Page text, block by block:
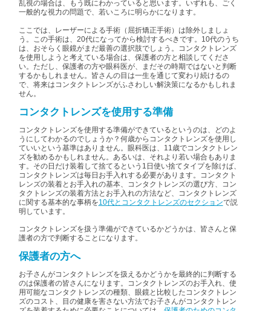
乱視の場合は、もう既にわかっていると思います。いずれも、ごく
一般的な視力の問題で、若いころに明らかになります。
ここでは、レーザーによる手術（屈折矯正手術）は除外しましょ
う。この手術は、20代になってから検討するべきです。10代のうち
は、おそらく眼鏡がまだ最善の選択肢でしょう。コンタクトレンズ
を使用しようと考えている場合は、保護者の方と相談してくださ
い。ただし、保護者の方や眼科医が、まだその時期ではないと判断
するかもしれません。皆さんの目は一生を通じて変わり続けるの
で、将来はコンタクトレンズがふさわしい解決策になるかもしれま
せん。
コンタクトレンズを使用する準備
コンタクトレンズを使用する準備ができているというのは、どのよ
うにしてわかるのでしょうか？何歳からコンタクトレンズを使用し
ていいという基準はありません。眼科医は、11歳でコンタクトレン
ズを勧めるかもしれません。あるいは、それより若い場合もありま
す。その日だけ装着して捨てるという1日使い捨てタイプを除けば、
コンタクトレンズは毎日お手入れする必要があります。コンタクト
レンズの装着とお手入れの基本、コンタクトレンズの選び方、コン
タクトレンズの装着方法とお手入れの方法など、コンタクトレンズ
に関する基本的な事柄を10代とコンタクトレンズのセクションで説
明しています。
コンタクトレンズを扱う準備ができているかどうかは、皆さんと保
護者の方で判断することになります。
保護者の方へ
お子さんがコンタクトレンズを扱えるかどうかを最終的に判断する
のは保護者の皆さんになります。コンタクトレンズのお手入れ、使
用可能なコンタクトレンズの種類、眼鏡と比較したコンタクトレン
ズのコスト、目の健康を害さない方法でお子さんがコンタクトレン